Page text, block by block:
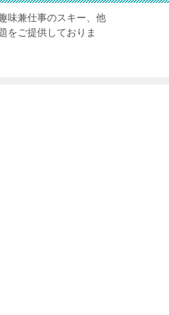
味兼仕事のスキー、他
をご提供しておりま